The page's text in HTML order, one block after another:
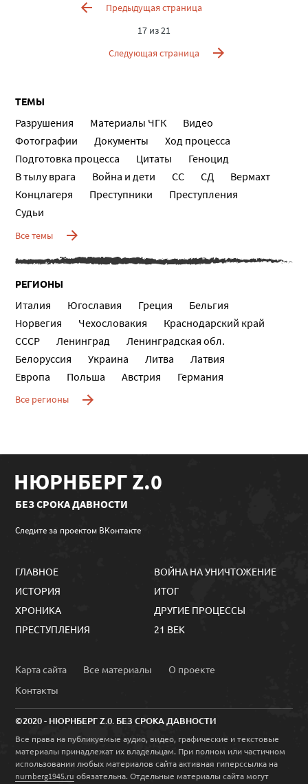
Предыдущая страница
17 из 21
Следующая страница
ТЕМЫ
Разрушения Материалы ЧГК
Видео
Фотографии
Документы
Ход процесса
Подготовка процесса
Цитаты
Геноцид
В тылу врага
Война и дети СС СД
Вермахт
Концлагеря
Преступники
Преступления
Судьи
Все темы
РЕГИОНЫ
Италия Югославия Греция
Бельгия
Норвегия
Чехословакия
Краснодарский край
СССР
Ленинград
Ленинградская обл.
Белоруссия
Украина Литва
Латвия
Европа
Польша Австрия Германия
Все регионы
НЮРНБЕРГ Z.0
БЕЗ СРОКА ДАВНОСТИ
Следите за проектом ВКонтакте
ГЛАВНОЕ
ИСТОРИЯ
ХРОНИКА
ПРЕСТУПЛЕНИЯ
ВОЙНА НА УНИЧТОЖЕНИЕ
ИТОГ
ДРУГИЕ ПРОЦЕССЫ
21 ВЕК
Карта сайта Все материалы
О проекте
Контакты
©2020 - НЮРНБЕРГ Z.0. БЕЗ СРОКА ДАВНОСТИ
Все права на публикуемые аудио, видео, графические и текстовые
материалы принадлежат их владельцам. При полном или частичном
использовании любых материалов сайта активная гиперссылка на
nurnberg1945.ru обязательна. Отдельные материалы сайта могут